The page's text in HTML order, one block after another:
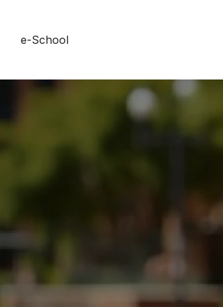
e-School